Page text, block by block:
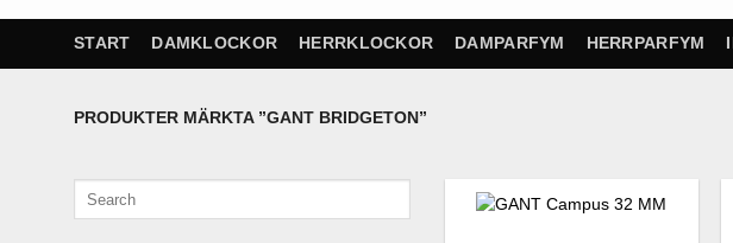
START DAMKLOCKOR HERRKLOCKOR DAMPARFYM HERRPARFYM
PRODUKTER MÄRKTA ”GANT BRIDGETON”
Finns i lager!